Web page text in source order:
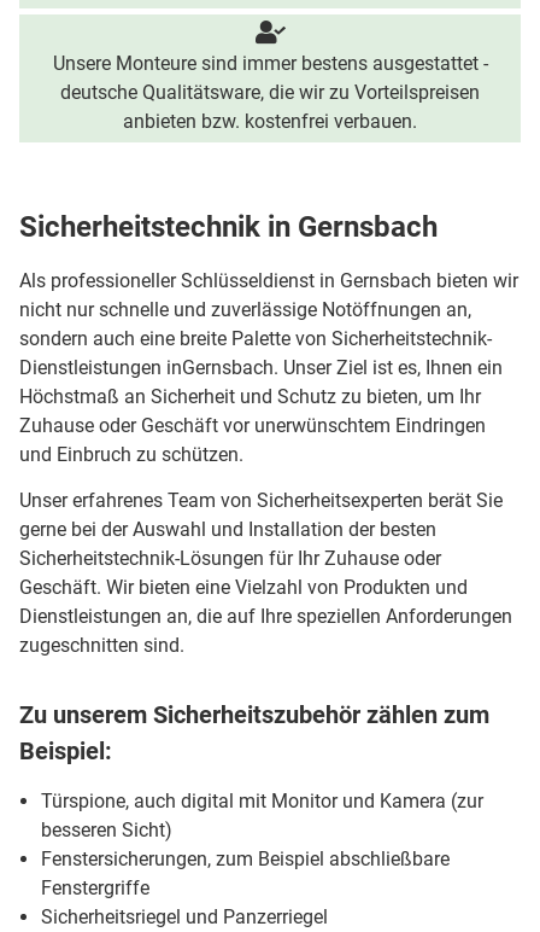
Unsere Monteure sind immer bestens ausgestattet -
deutsche Qualitätsware, die wir zu Vorteilspreisen
anbieten bzw. kostenfrei verbauen.
Sicherheitstechnik in Gernsbach
Als professioneller Schlüsseldienst in Gernsbach bieten wir
nicht nur schnelle und zuverlässige Notöffnungen an,
sondern auch eine breite Palette von Sicherheitstechnik-
Dienstleistungen inGernsbach. Unser Ziel ist es, Ihnen ein
Höchstmaß an Sicherheit und Schutz zu bieten, um Ihr
Zuhause oder Geschäft vor unerwünschtem Eindringen
und Einbruch zu schützen.
Unser erfahrenes Team von Sicherheitsexperten berät Sie
gerne bei der Auswahl und Installation der besten
Sicherheitstechnik-Lösungen für Ihr Zuhause oder
Geschäft. Wir bieten eine Vielzahl von Produkten und
Dienstleistungen an, die auf Ihre speziellen Anforderungen
zugeschnitten sind.
Zu unserem Sicherheitszubehör zählen zum
Beispiel:
Türspione, auch digital mit Monitor und Kamera (zur
besseren Sicht)
Fenstersicherungen, zum Beispiel abschließbare
Fenstergriffe
Sicherheitsriegel und Panzerriegel